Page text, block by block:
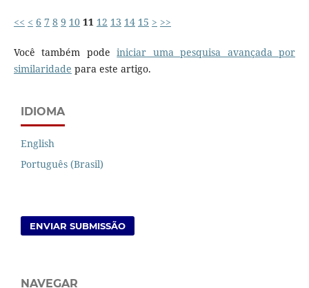
<< < 6 7 8 9 10 11 12 13 14 15 > >>
Você também podeiniciar uma pesquisa avançada por
similaridade para este artigo.
IDIOMA
English
Português (Brasil)
ENVIAR SUBMISSÃO
NAVEGAR